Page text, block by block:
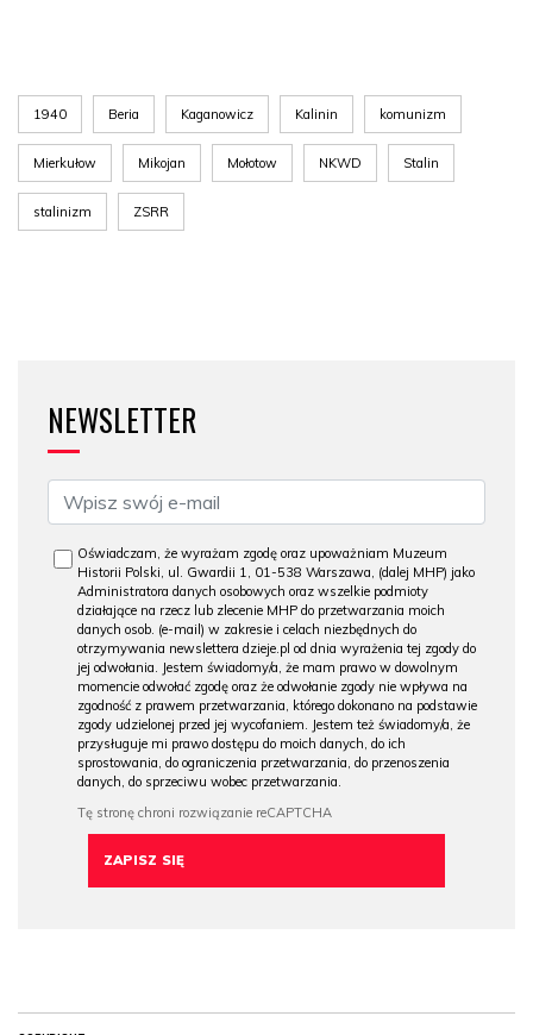
1940 Beria Kaganowicz Kalinin komunizm
Mierkułow Mikojan Mołotow NKWD Stalin
stalinizm ZSRR
NEWSLETTER
Oświadczam, że wyrażam zgodę oraz upoważniam Muzeum
Historii Polski, ul. Gwardii 1, 01-538 Warszawa, (dalej MHP) jako
Administratora danych osobowych oraz wszelkie podmioty
działające na rzecz lub zlecenie MHP do przetwarzania moich
danych osob. (e-mail) w zakresie i celach niezbędnych do
otrzymywania newslettera dzieje.pl od dnia wyrażenia tej zgody do
jej odwołania. Jestem świadomy/a, że mam prawo w dowolnym
momencie odwołać zgodę oraz że odwołanie zgody nie wpływa na
zgodność z prawem przetwarzania, którego dokonano na podstawie
zgody udzielonej przed jej wycofaniem. Jestem też świadomy/a, że
przysługuje mi prawo dostępu do moich danych, do ich
sprostowania, do ograniczenia przetwarzania, do przenoszenia
danych, do sprzeciwu wobec przetwarzania.